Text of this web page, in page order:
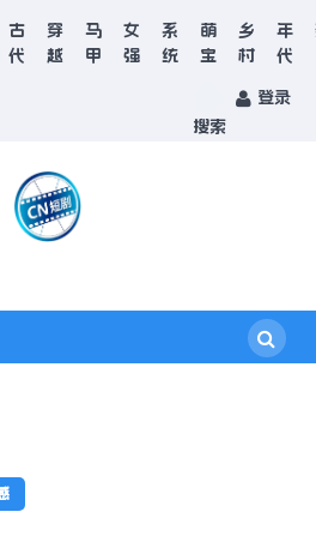
古
代
穿
越
马
甲
女
强
系
统
萌
宝
乡
村
年
代
搜索
登录